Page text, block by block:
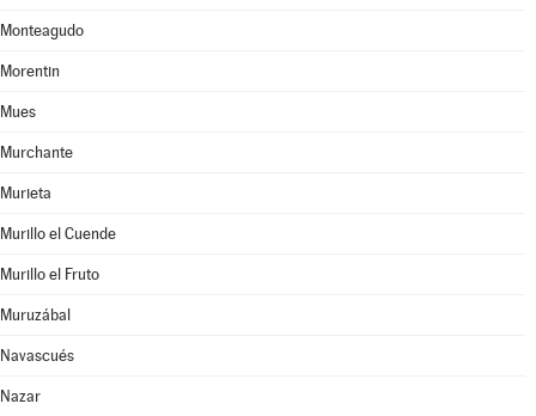
Monteagudo
Morentin
Mues
Murchante
Murieta
Murillo el Cuende
Murillo el Fruto
Muruzábal
Navascués
Nazar